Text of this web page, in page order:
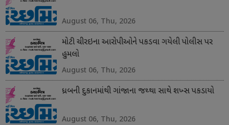
August 06, Thu, 2026
મોટી ચીરઇના આરોપીઓને પકડવા ગયેલી પોલીસ પર
હુમલો
August 06, Thu, 2026
ધ્રબની દુકાનમાંથી ગાંજાના જથ્થા સાથે શખ્સ પકડાયો
August 06, Thu, 2026